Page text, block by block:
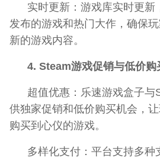
实时更新：游戏库实时更新
发布的游戏和热门大作，确保
新的游戏内容。
4. Steam游戏促销与低价购
超值优惠：乐速游戏盒子与
供独家促销和低价购买机会，
购买到心仪的游戏。
多样化支付：平台支持多种